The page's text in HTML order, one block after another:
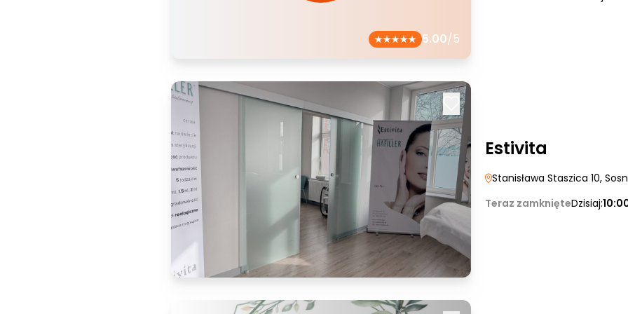
5.00/5
Estivita
Stanisława Staszica 10,
Teraz zamknięteDzisiaj: